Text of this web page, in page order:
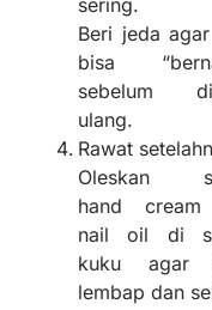
Beri jeda
bisa
sebelum
ulang.
Rawat
Oleskan
hand
nail oil di
kuku agar
lembap dan